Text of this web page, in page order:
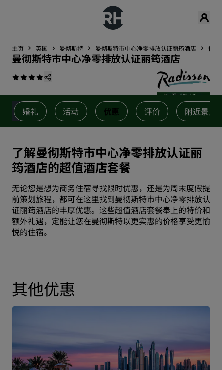
主页 英国 曼彻斯特 曼彻斯特市中心净零排放认证丽筠酒店 优惠
曼彻斯特市中心净零排放认证丽筠酒店
婚礼 活动 优惠 评价 附近景点
了解曼彻斯特市中心净零排放认证丽
筠酒店的超值酒店套餐
无论您是想为商务住宿寻找限时优惠，还是为周末度假提
前策划旅程，都可在这里找到曼彻斯特市中心净零排放认
证丽筠酒店的丰厚优惠。这些超值酒店套餐奉上的特价和
额外礼遇，定能让您在曼彻斯特以更实惠的价格享受更愉
悦的住宿。
其他优惠